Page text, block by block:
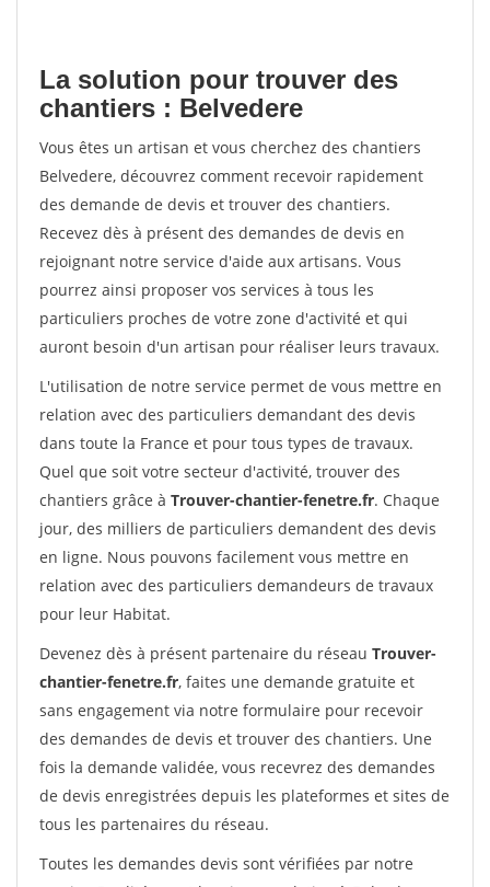
La solution pour trouver des
chantiers : Belvedere
Vous êtes un artisan et vous cherchez des chantiers
Belvedere, découvrez comment recevoir rapidement
des demande de devis et trouver des chantiers.
Recevez dès à présent des demandes de devis en
rejoignant notre service d'aide aux artisans. Vous
pourrez ainsi proposer vos services à tous les
particuliers proches de votre zone d'activité et qui
auront besoin d'un artisan pour réaliser leurs travaux.
L'utilisation de notre service permet de vous mettre en
relation avec des particuliers demandant des devis
dans toute la France et pour tous types de travaux.
Quel que soit votre secteur d'activité, trouver des
chantiers grâce à Trouver-chantier-fenetre.fr. Chaque
jour, des milliers de particuliers demandent des devis
en ligne. Nous pouvons facilement vous mettre en
relation avec des particuliers demandeurs de travaux
pour leur Habitat.
Devenez dès à présent partenaire du réseau Trouver-
chantier-fenetre.fr, faites une demande gratuite et
sans engagement via notre formulaire pour recevoir
des demandes de devis et trouver des chantiers. Une
fois la demande validée, vous recevrez des demandes
de devis enregistrées depuis les plateformes et sites de
tous les partenaires du réseau.
Toutes les demandes devis sont vérifiées par notre